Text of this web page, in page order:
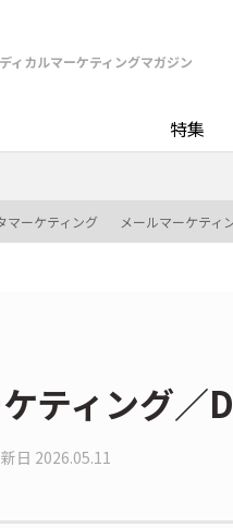
ィカルマーケティングマガジン
特集
マーケティング メールマーケティ
ティング／
日 2026.05.11